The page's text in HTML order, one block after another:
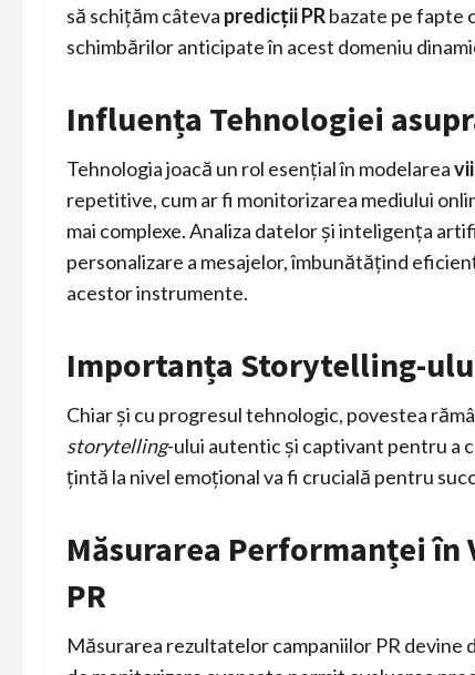
să schițăm câteva predicții PRbazate pe fapte
schimbărilor anticipate în acest domeniu
Influența Tehnologiei
Tehnologia joacă un rol esențial în modelarea
repetitive, cum ar fi monitorizarea mediului
mai complexe. Analiza datelor și inteligența
personalizare a mesajelor, îmbunătățind
acestor instrumente.
Importanța Storytelling-
Chiar și cu progresul tehnologic, povestea
storytelling-ului autentic și captivant pentru a
țintă la nivel emoțional va fi crucială pentru
Măsurarea Performanței
PR
Măsurarea rezultatelor campaniilor PR devine